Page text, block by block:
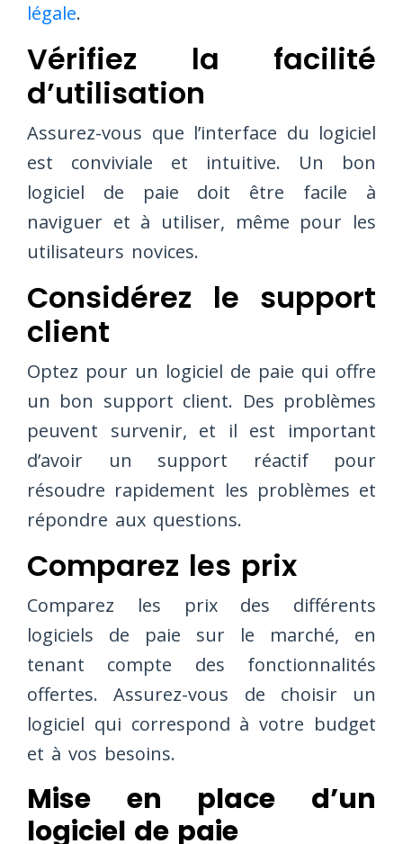
légale.
Vérifiez la facilité
d’utilisation
Assurez-vous que l’interface du logiciel
est conviviale et intuitive. Un bon
logiciel de paie doit être facile à
naviguer et à utiliser, même pour les
utilisateurs novices.
Considérez le support
client
Optez pour un logiciel de paie qui offre
un bon support client. Des problèmes
peuvent survenir, et il est important
d’avoir un support réactif pour
résoudre rapidement les problèmes et
répondre aux questions.
Comparez les prix
Comparez les prix des différents
logiciels de paie sur le marché, en
tenant compte des fonctionnalités
offertes. Assurez-vous de choisir un
logiciel qui correspond à votre budget
et à vos besoins.
Mise en place d’un
logiciel de paie